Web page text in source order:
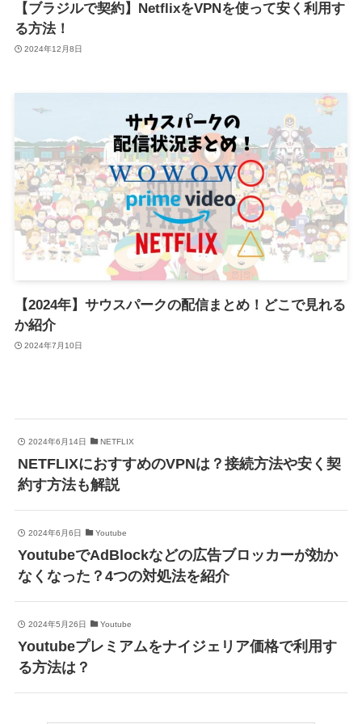
【ブラジルで契約】NetflixをVPNを使って安く利用す
る方法！
2024年12月8日
【2024年】サウスパークの配信まとめ！どこで見れる
か紹介
2024年7月10日
2024年6月14日 NETFLIX
NETFLIXにおすすめのVPNは？接続方法や安く契
約す方法も解説
2024年6月6日 Youtube
YoutubeでAdBlockなどの広告ブロッカーが効か
なくなった？4つの対処法を紹介
2024年5月26日 Youtube
Youtubeプレミアムをナイジェリア価格で利用す
る方法は？